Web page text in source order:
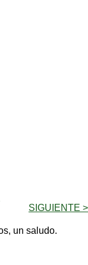
SIGUIENTE >
un saludo.